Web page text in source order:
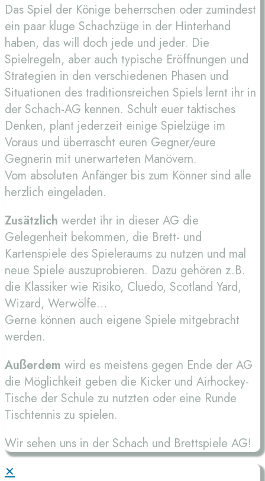
Das Spiel der Könige beherrschen oder zumindest
ein paar kluge Schachzüge in der Hinterhand
haben, das will doch jede und jeder. Die
Spielregeln, aber auch typische Eröffnungen und
Strategien in den verschiedenen Phasen und
Situationen des traditionsreichen Spiels lernt ihr in
der Schach-AG kennen. Schult euer taktisches
Denken, plant jederzeit einige Spielzüge im
Voraus und überrascht euren Gegner/eure
Gegnerin mit unerwarteten Manövern.
Vom absoluten Anfänger bis zum Könner sind alle
herzlich eingeladen.
Zusätzlich werdet ihr in dieser AG die
Gelegenheit bekommen, die Brett- und
Kartenspiele des Spieleraums zu nutzen und mal
neue Spiele auszuprobieren. Dazu gehören z.B.
die Klassiker wie Risiko, Cluedo, Scotland Yard,
Wizard, Werwölfe…
Gerne können auch eigene Spiele mitgebracht
werden.
Außerdem wird es meistens gegen Ende der AG
die Möglichkeit geben die Kicker und Airhockey-
Tische der Schule zu nutzten oder eine Runde
Tischtennis zu spielen.
Wir sehen uns in der Schach und Brettspiele AG!
✕